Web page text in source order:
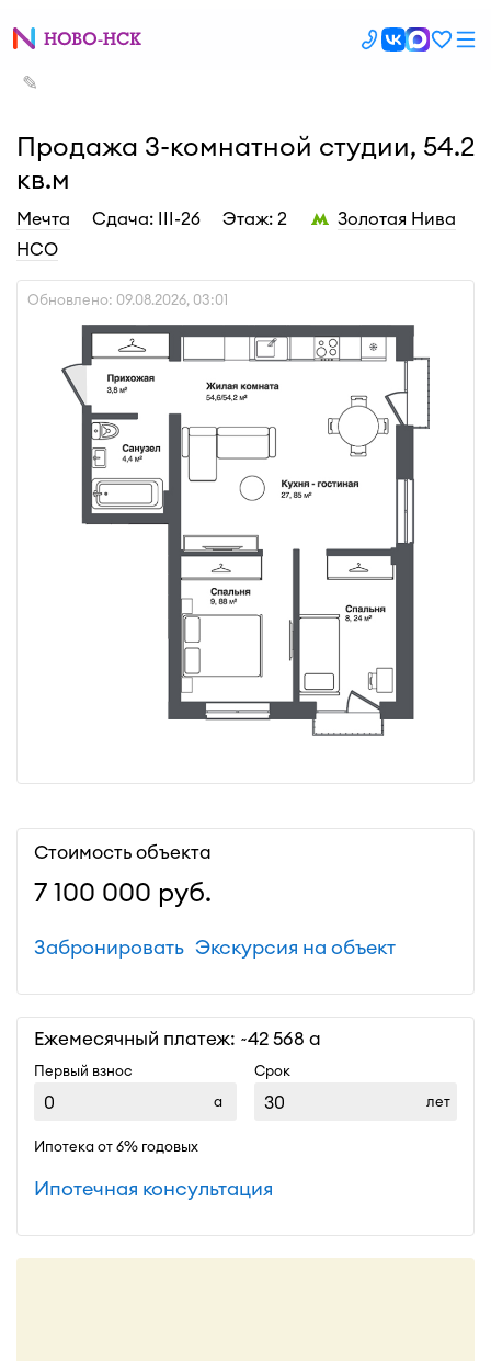
✎
Продажа 3-комнатной студии, 54.2
кв.м
Мечта Cдача: III-26 Этаж: 2
Золотая Нива
НСО
Обновлено: 09.08.2026, 03:01
Стоимость объекта
7 100 000 руб.
Экскурсия на объект
Забронировать
Ежемесячный платеж: ~42 568
Первый взнос
Срок
лет
Ипотека от 6% годовых
Ипотечная консультация